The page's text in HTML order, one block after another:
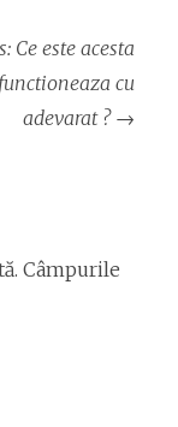
Ce este acesta
cu
adevarat ? →
Câmpurile